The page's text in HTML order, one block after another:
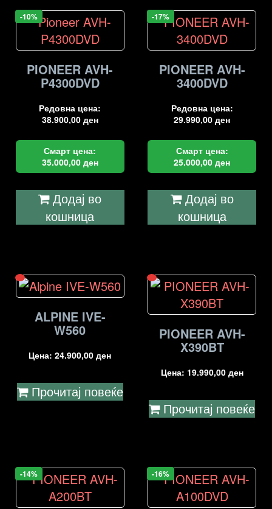
-10%
PIONEER AVH-
P4300DVD
Редовна цена:
38.900,00 ден
Смарт цена:
35.000,00 ден
Додај во
кошница
-17%
PIONEER AVH-
3400DVD
Редовна цена:
29.990,00ден
Смарт цена:
25.000,00ден
Додај во
кошница
ALPINE IVE-
W560
Цена:24.900,00ден
Прочитај повеќе
PIONEER AVH-
X390BT
Цена: 19.990,00 ден
Прочитај повеќе
-14% -16%